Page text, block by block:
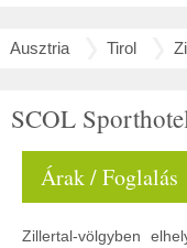
Ausztria Tirol
SCOL
Árak / Foglalás
Zillertal-völgyben